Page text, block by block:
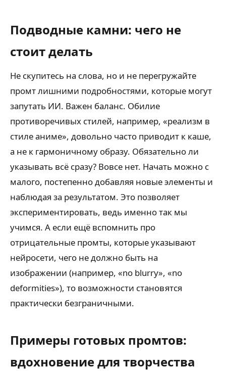
Подводные камни: чего не
стоит делать
Не скупитесь на слова, но и не перегружайте
промт лишними подробностями, которые могут
запутать ИИ. Важен баланс. Обилие
противоречивых стилей, например, «реализм в
стиле аниме», довольно часто приводит к каше,
а не к гармоничному образу. Обязательно ли
указывать всё сразу? Вовсе нет. Начать можно с
малого, постепенно добавляя новые элементы и
наблюдая за результатом. Это позволяет
экспериментировать, ведь именно так мы
учимся. А если ещё вспомнить про
отрицательные промты, которые указывают
нейросети, чего не должно быть на
изображении (например, «no blurry», «no
deformities»), то возможности становятся
практически безграничными.
Примеры готовых промтов:
вдохновение для творчества